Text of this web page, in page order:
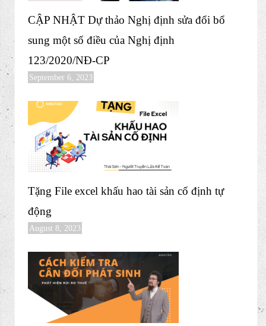
4 Bước Lên BCTC của toàn bộ loại hình DN
September 9, 2023
CẬP NHẬT Dự thảo Nghị định sửa đổi bổ
sung một số điều của Nghị định
123/2020/NĐ-CP
September 6, 2023